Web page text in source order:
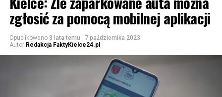
zgłosić za pomocą mobilnej aplikacji
Opublikowano 3 lata temu - 7 października 2023
Autor Redakcja FaktyKielce24.pl